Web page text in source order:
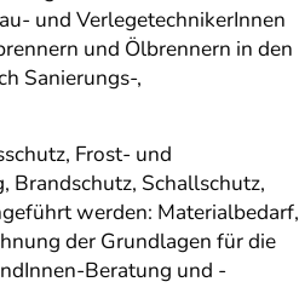
und VerlegetechnikerInnen
und Ölbrennern in den
Sanierungs-,
Frost- und
Brandschutz, Schallschutz,
werden: Materialbedarf,
der Grundlagen für die
Beratung und -